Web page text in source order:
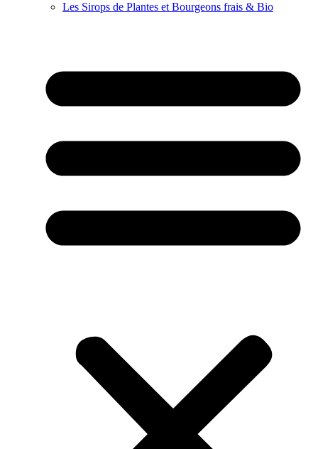
Les Sirops de Plantes et Bourgeons frais & Bio